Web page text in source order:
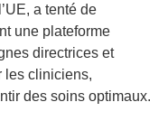
a tenté de
une plateforme
directrices et
les cliniciens,
des soins optimaux.